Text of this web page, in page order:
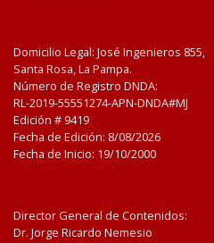
Domicilio Legal: José Ingenieros 855,
Santa Rosa, La Pampa.
Número de Registro DNDA:
RL-2019-55551274-APN-DNDA#MJ
Edición # 9419
Fecha de Edición: 8/08/2026
Fecha de Inicio: 19/10/2000
Director General de Contenidos:
Dr. Jorge Ricardo Nemesio